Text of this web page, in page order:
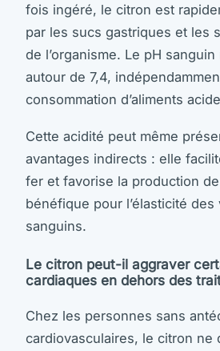
fois ingéré, le citron est
par les sucs gastriques et les
de l’organisme. Le pH
autour de 7,4,
consommation d’aliments
Cette acidité peut même
avantages indirects : elle
fer et favorise la production
bénéfique pour l’élasticité des
sanguins.
Le citron peut-il aggraver
cardiaques en dehors des
Chez les personnes sans
cardiovasculaires, le citron ne